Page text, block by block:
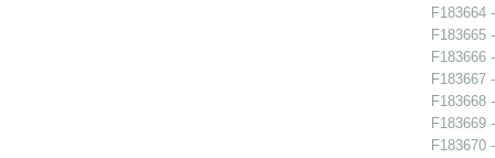
F183664
F183665
F183666
F183667
F183668
F183669
F183670